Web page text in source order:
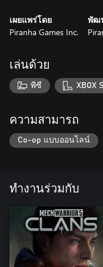
เผยแพร่โดย
Piranha Games Inc.
พัฒ
เล่นด้วย
พีซี XBOX
ความสามารถ
Co-op แบบออนไลน์
ทำงานร่วมกับ